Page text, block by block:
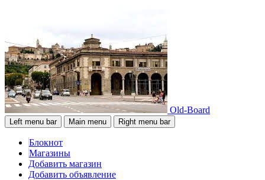
Old-Board
Left menu bar Main menu Right menu bar
Блокнот
Магазины
Добавить магазин
Добавить объявление